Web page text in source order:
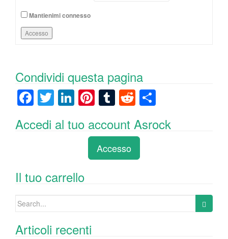
Mantienimi connesso
Accesso
Condividi questa pagina
F
c
o
o
k
T
wi
tt
Li
k
n
Pi
er
e
st
T
m
bl
r
R
e
d
di
t
n
Accedi al tuo account Asrock
Accesso
Il tuo carrello
Search
Articoli recenti